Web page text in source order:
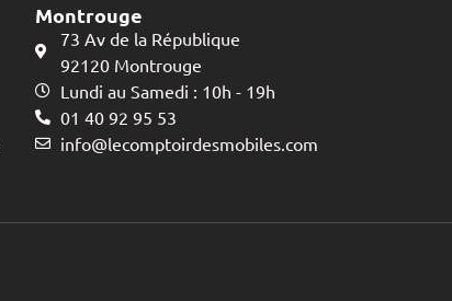
Montrouge
73 Av de la République
92120 Montrouge
Lundi au Samedi : 10h - 19h
01 40 92 95 53
info@lecomptoirdesmobiles.com